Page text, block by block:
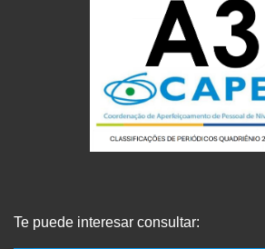
Te puede interesar consultar: